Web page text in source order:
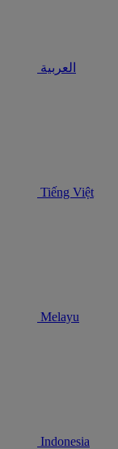
العربية
Tiếng Việt
Melayu
Indonesia